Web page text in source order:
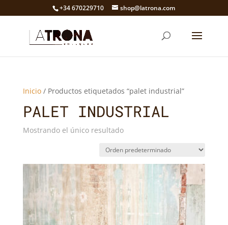
+34 670229710 shop@latrona.com
Inicio/ Productos etiquetados “palet industrial”
PALET INDUSTRIAL
Mostrando el único resultado